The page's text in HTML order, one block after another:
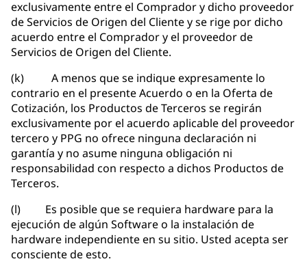
exclusivamente entre el Comprador y dicho proveedor
de Servicios de Origen del Cliente y se rige por dicho
acuerdo entre el Comprador y el proveedor de
Servicios de Origen del Cliente.
(k) A menos que se indique expresamente lo
contrario en el presente Acuerdo o en la Oferta de
Cotización, los Productos de Terceros se regirán
exclusivamente por el acuerdo aplicable del proveedor
tercero y PPG no ofrece ninguna declaración ni
garantía y no asume ninguna obligación ni
responsabilidad con respecto a dichos Productos de
Terceros.
(l) Es posible que se requiera hardware para la
ejecución de algún Software o la instalación de
hardware independiente en su sitio. Usted acepta ser
consciente de esto.